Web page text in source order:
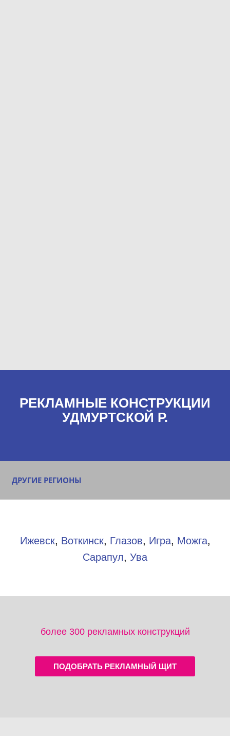
РЕКЛАМНЫЕ КОНСТРУКЦИИ
УДМУРТСКОЙ Р.
ДРУГИЕ РЕГИОНЫ
Ижевск, Воткинск, Глазов, Игра, Можга,
Сарапул, Ува
более 300 рекламных конструкций
ПОДОБРАТЬ РЕКЛАМНЫЙ ЩИТ